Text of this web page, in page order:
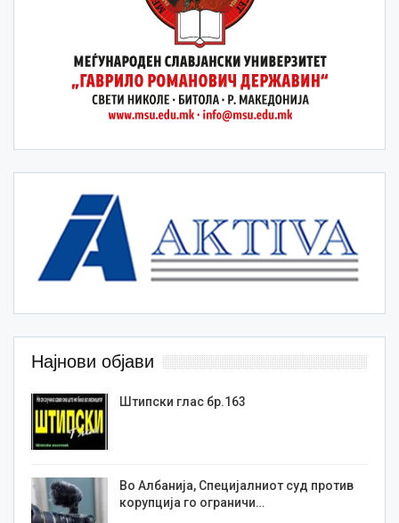
Најнови објави
Штипски глас бр.163
Во Албанија, Специјалниот суд против
корупција го ограничи…